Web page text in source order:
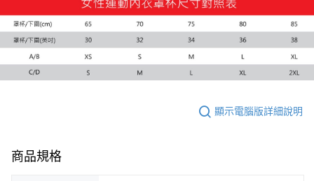
宅配貨到付款(離島恕不配送)
每筆NT$180
顯示電腦版詳細說明
商品規格